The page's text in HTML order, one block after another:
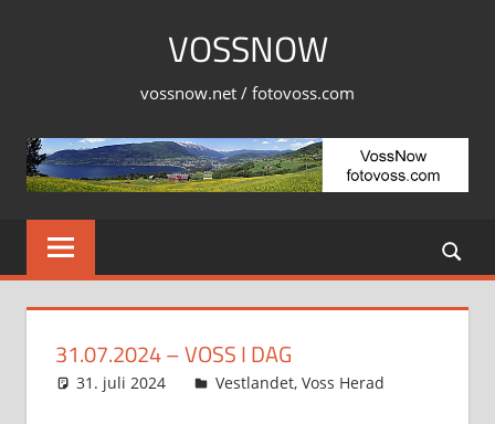
VOSSNOW
vossnow.net / fotovoss.com
31.07.2024 – VOSS I DAG
31. juli 2024 Svein
Vestlandet, Voss Herad